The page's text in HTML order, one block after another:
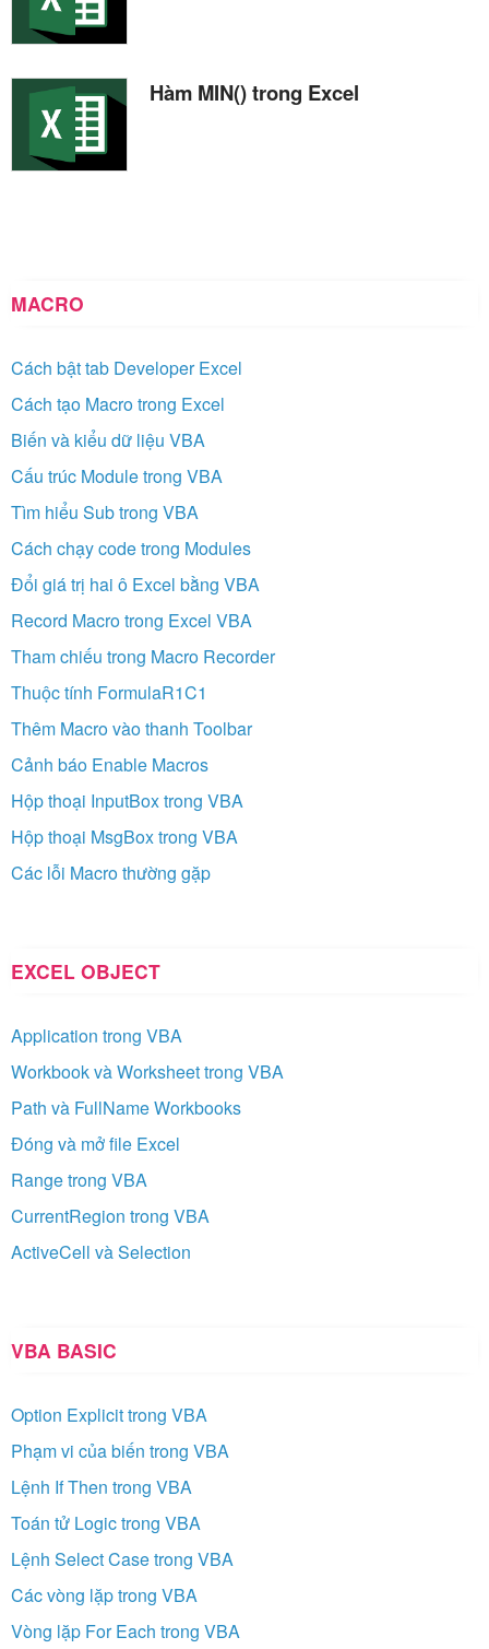
Hàm MIN() trong Excel
MACRO
Cách bật tab Developer Excel
Cách tạo Macro trong Excel
Biến và kiểu dữ liệu VBA
Cấu trúc Module trong VBA
Tìm hiểu Sub trong VBA
Cách chạy code trong Modules
Đổi giá trị hai ô Excel bằng VBA
Record Macro trong Excel VBA
Tham chiếu trong Macro Recorder
Thuộc tính FormulaR1C1
Thêm Macro vào thanh Toolbar
Cảnh báo Enable Macros
Hộp thoại InputBox trong VBA
Hộp thoại MsgBox trong VBA
Các lỗi Macro thường gặp
EXCEL OBJECT
Application trong VBA
Workbook và Worksheet trong VBA
Path và FullName Workbooks
Đóng và mở file Excel
Range trong VBA
CurrentRegion trong VBA
ActiveCell và Selection
VBA BASIC
Option Explicit trong VBA
Phạm vi của biến trong VBA
Lệnh If Then trong VBA
Toán tử Logic trong VBA
Lệnh Select Case trong VBA
Các vòng lặp trong VBA
Vòng lặp For Each trong VBA